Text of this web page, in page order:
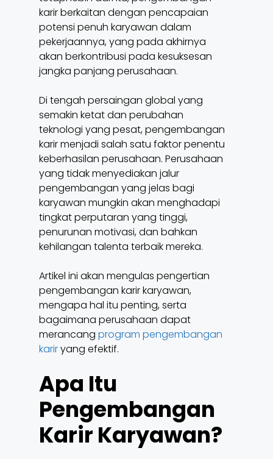
karir berkaitan dengan pencapaian
potensi penuh karyawan dalam
pekerjaannya, yang pada akhirnya
akan berkontribusi pada kesuksesan
jangka panjang perusahaan.
Di tengah persaingan global yang
semakin ketat dan perubahan
teknologi yang pesat, pengembangan
karir menjadi salah satu faktor penentu
keberhasilan perusahaan. Perusahaan
yang tidak menyediakan jalur
pengembangan yang jelas bagi
karyawan mungkin akan menghadapi
tingkat perputaran yang tinggi,
penurunan motivasi, dan bahkan
kehilangan talenta terbaik mereka.
Artikel ini akan mengulas pengertian
pengembangan karir karyawan,
mengapa hal itu penting, serta
bagaimana perusahaan dapat
merancang program pengembangan
kariryang efektif.
Apa Itu
Pengembangan
Karir Karyawan?